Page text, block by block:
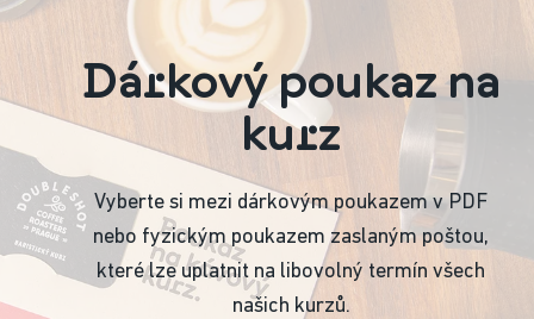
Dárkový poukaz na
kurz
Vyberte si mezi dárkovým poukazem v PDF
nebo fyzickým poukazem zaslaným poštou,
které lze uplatnit na libovolný termín všech
našich kurzů.